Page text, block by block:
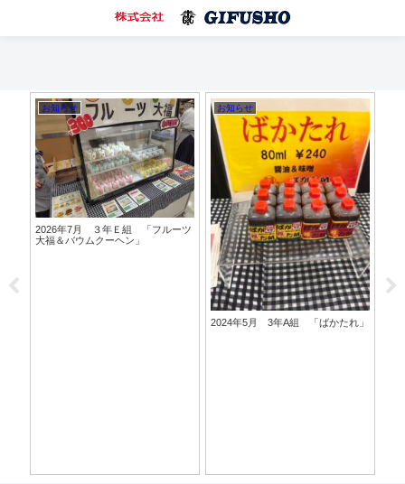
お知らせ
2026年7月 ３年Ｅ組 「フルーツ
大福＆バウムクーヘン」
お知らせ
2024年5月 3年A組 「ばかたれ」